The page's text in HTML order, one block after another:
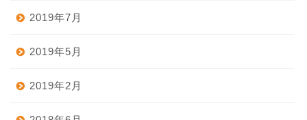
2019年7月
2019年5月
2019年2月